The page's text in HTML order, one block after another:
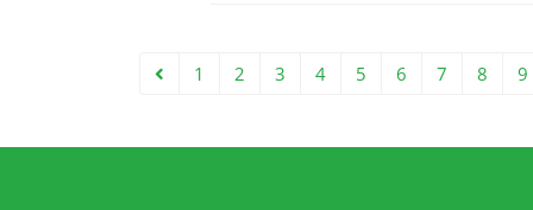
1 2 3 4 5 6 7 8 9